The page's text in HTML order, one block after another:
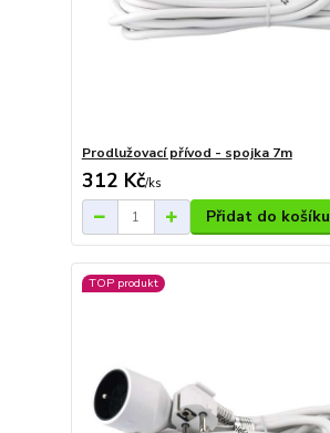
Prodlužovací přívod - spojka 7m
312 Kč/ks
Přidat do košíku
TOP produkt